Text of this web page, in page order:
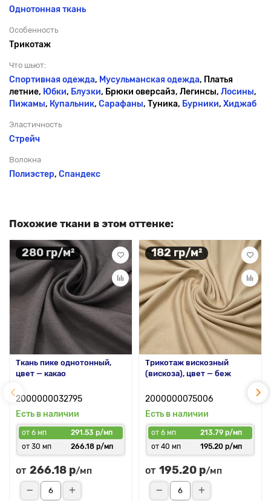
Однотонная ткань
Особенность
Трикотаж
Что шьют:
Спортивная одежда, Мусульманская одежда, Платья
летние, Юбки, Блузки, Брюки оверсайз, Легинсы, Лосины,
Пижамы, Купальник, Сарафаны, Туника, Бурники, Хиджаб
Эластичность
Стрейч
Волокна
Полиэстер, Спандекс
Похожие ткани в этом оттенке:
280 гр/м²
Ткань пике однотонный,
цвет — какао
2000000032795
Есть в наличии
от 6 мп
291.53 р/мп
от 30 мп
266.18 р/мп
от 266.18 р/мп
182 гр/м²
Трикотаж вискозный
(вискоза), цвет — беж
2000000075006
Есть в наличии
от 6 мп
213.79 р/мп
от 40 мп
195.20 р/мп
от 195.20 р/мп